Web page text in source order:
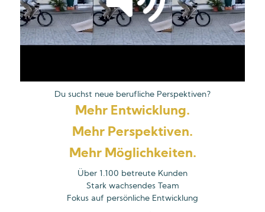
Du suchst neue berufliche Perspektiven?
Mehr Entwicklung.
Mehr Perspektiven.
Mehr Möglichkeiten.
Über 1.100 betreute Kunden
Stark wachsendes Team
Fokus auf persönliche Entwicklung